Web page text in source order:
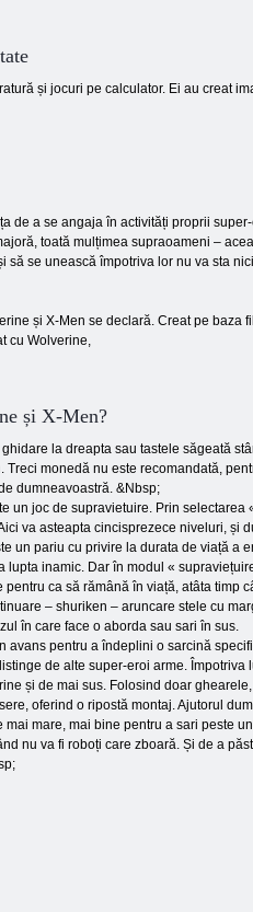
și jocuri pe calculator. Ei au creat
de a se angaja în activități proprii
toată mulțimea supraoameni –
să se unească împotriva lor nu va sta
și X-Men se declară. Creat pe baza
cu Wolverine,
și X-Men?
la dreapta sau tastele săgeată
monedă nu este recomandată,
dumneavoastră. &Nbsp;
un joc de supravietuire. Prin selectarea
va asteapta cincisprezece niveluri, și
un pariu cu privire la durata de viață a
lupta inamic. Dar în modul «
ca să rămână în viață, atâta timp
– shuriken – aruncare stele cu
în care face o aborda sau sari în sus.
pentru a îndeplini o sarcină
de alte super-eroi arme. Împotriva
și de mai sus. Folosind doar
oferind o ripostă montaj. Ajutorul
mare, mai bine pentru a sari peste
nu va fi roboți care zboară. Și de a